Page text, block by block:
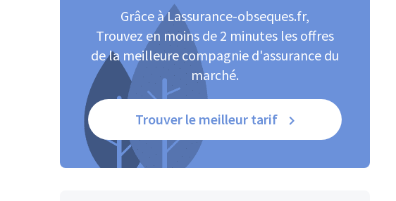
Grâce à Lassurance-obseques.fr,
Trouvez en moins de 2 minutes les offres
de la meilleure compagnie d'assurance du
marché.
Trouver le meilleur tarif